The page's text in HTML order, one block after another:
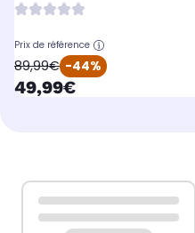
Prix de référence
oldPrice
89,99€ -44%
currentPrice
49,99€